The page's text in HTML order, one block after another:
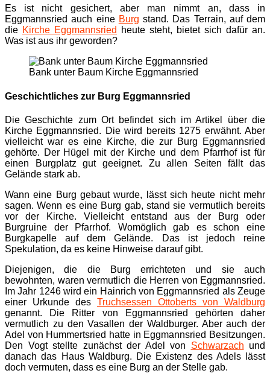
Es ist nicht gesichert, aber man nimmt an, dass in
Eggmannsried auch eine Burg stand. Das Terrain, auf dem
die Kirche Eggmannsried
heute steht, bietet sich dafür an.
Was ist aus ihr geworden?
Bank unter Baum Kirche Eggmannsried
Geschichtliches zur Burg Eggmannsried
Die Geschichte zum Ort befindet sich im Artikel über die
Kirche Eggmannsried. Die wird bereits 1275 erwähnt. Aber
vielleicht war es eine Kirche, die zur Burg Eggmannsried
gehörte. Der Hügel mit der Kirche und dem Pfarrhof ist für
einen Burgplatz gut geeignet. Zu allen Seiten fällt das
Gelände stark ab.
Wann eine Burg gebaut wurde, lässt sich heute nicht mehr
sagen. Wenn es eine Burg gab, stand sie vermutlich bereits
vor der Kirche. Vielleicht entstand aus der Burg oder
Burgruine der Pfarrhof. Womöglich gab es schon eine
Burgkapelle auf dem Gelände. Das ist jedoch reine
Spekulation, da es keine Hinweise darauf gibt.
Diejenigen, die die Burg errichteten und sie auch
bewohnten, waren vermutlich die Herren von Eggmannsried.
Im Jahr 1246 wird ein Hainrich von Eggmannsried als Zeuge
einer Urkunde des Truchsessen Ottoberts von Waldburg
genannt. Die Ritter von Eggmannsried gehörten daher
vermutlich zu den Vasallen der Waldburger. Aber auch der
Adel von Hummertsried hatte in Eggmannsried Besitzungen.
Den Vogt stellte zunächst der Adel von Schwarzach und
danach das Haus Waldburg. Die Existenz des Adels lässt
doch vermuten, dass es eine Burg an der Stelle gab.